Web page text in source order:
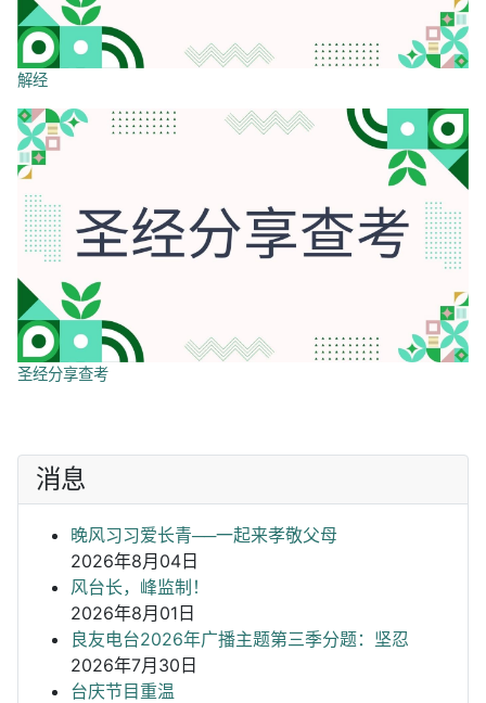
解经
圣经分享查考
消息
晚风习习爱长青──一起来孝敬父母
2026年8月04日
风台长，峰监制！
2026年8月01日
良友电台2026年广播主题第三季分题：坚忍
2026年7月30日
台庆节目重温